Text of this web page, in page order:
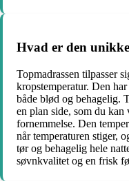
Hvad er den
Topmadrassen tilpasser
kropstemperatur. Den
både blød og behagelig.
en plan side, som du
fornemmelse. Den
når temperaturen stiger,
tør og behagelig hele
søvnkvalitet og en frisk